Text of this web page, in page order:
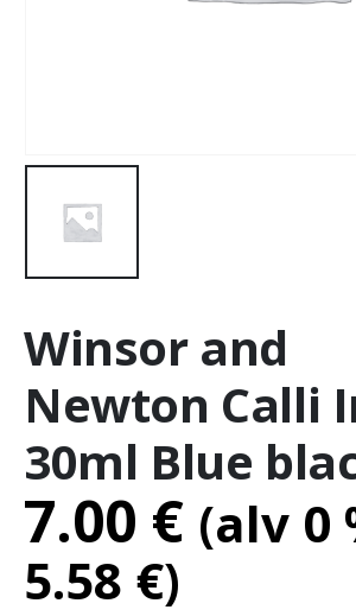
Winsor and
Newton Calli
30ml Blue
7.00 € (alv 0
5.58 €)